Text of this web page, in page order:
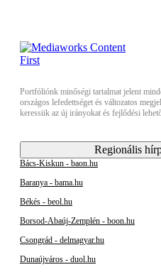
Portfóliónk minőségi tartalmat jelent
országos lefedettséget és változatos
keressük az új irányokat és fejlődési
Regionális
Bács-Kiskun - baon.hu
Baranya - bama.hu
Békés - beol.hu
Borsod-Abaúj-Zemplén - boon.hu
Csongrád - delmagyar.hu
Dunaújváros - duol.hu